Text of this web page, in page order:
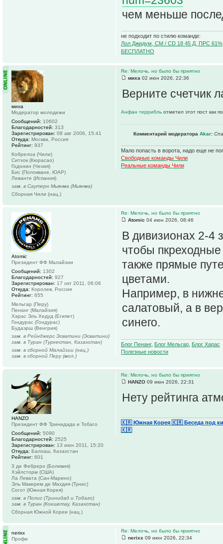
чем меньше
не подходит по стилю команде:
Лол Джидум, CM / CD 18 45 Д, ПРС
БЕСПЛАТНО
Re: Мелочь, но было бы приятно
миха 02 июн 2026, 22:36
Верните счетчик
Анфан террибль отметил этот пост как
Комментарий модератора Akar:
Мало попасть в ворота, надо еще не
Свободные команды Чили
Реальные команды Чили
миха
Модератор молодежи
Сообщений: 10602
Благодарностей: 313
Зарегистрирован: 08 авг 2006, 15:41
Откуда: Москва, Россия
Рейтинг: 937
Кобрелоа (Чили)
Ситхок (Кюрасао)
Годонин (Чехия)
Бис (Полокване, ЮАР)
Леванте (Испания)
зам. в Саутерн Мьянма (Мьянма)
Сборная Чили (нац.)
Re: Мелочь, но было бы приятно
Atomic 04 июн 2026, 08:46
В дивизионах 2-4
чтобы
также прямые
цветами.
Например, в
салатовый, а в
синего.
Блог Пенанг, Блог Мельгар Блог Харас
Полезные новости
Atomic
Президент ФФ Малайзии
Сообщений: 1302
Благодарностей: 927
Зарегистрирован: 17 окт 2011, 06:06
Откуда: Королев, Россия
Рейтинг: 655
Мельгар (Перу)
Пенанг (Малайзия)
Харас Эль Хедуд (Египет)
Гондурас (Гондурас)
Будаэрш (Венгрия)
зам. в Рейнджерс Эсватини (Эсватини)
зам. в Туран (Туркестан, Казахстан)
зам. в сборной Малайзии (нац.)
зам. в сборной Перу (мол.)
Re: Мелочь, но было бы приятно
HANZO 09 июн 2026, 22:31
Нету рейтинга
🇰🇷 Южная Корея 🇰🇷 Беседа под
🇰🇷
HANZO
Президент ФФ Тринидада и Тобаго
Сообщений: 5090
Благодарностей: 2525
Зарегистрирован: 13 июн 2011, 15:20
Откуда: Балхаш, Казахстан
Рейтинг: 601
3 де Фебреро (Боливия)
Хэйлсторм (США)
Ла Левата (Сан-Марино)
Эль Макерем де Махдия (Тунис)
Согот (Южная Корея)
зам. в Полис (Тринидад и Тобаго)
зам. в Туран (Кокшетау, Казахстан)
Сборная Южной Кореи (нац.)
Re: Мелочь, но было бы приятно
nerixx 09 июн 2026, 22:34
nerixx
Профи